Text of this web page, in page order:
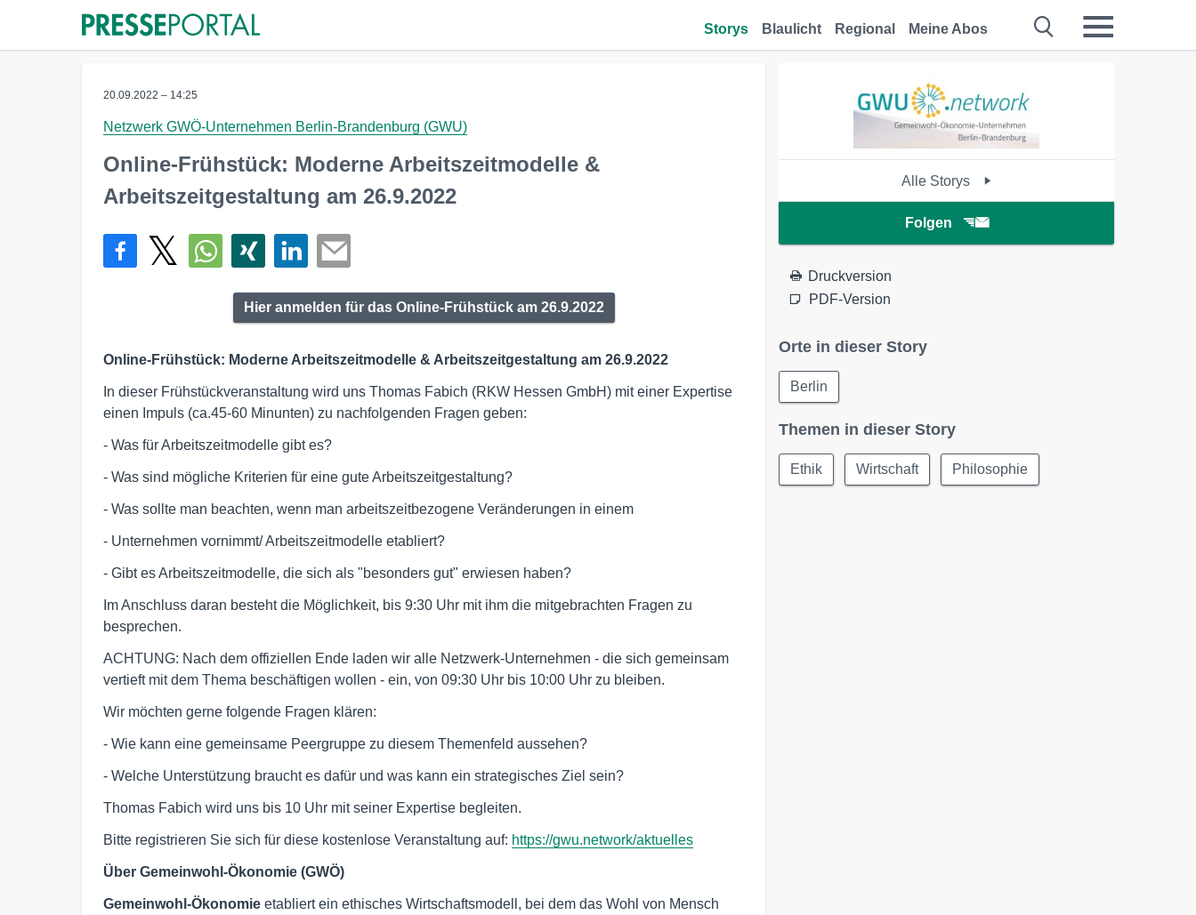
Storys Blaulicht Regional Meine Abos
20.09.2022 – 14:25
Netzwerk GWÖ-Unternehmen Berlin-Brandenburg (GWU)
Online-Frühstück: Moderne Arbeitszeitmodelle &
Arbeitszeitgestaltung am 26.9.2022
Hier anmelden für das Online-Frühstück am 26.9.2022
Online-Frühstück: Moderne Arbeitszeitmodelle & Arbeitszeitgestaltung am 26.9.2022
In dieser Frühstückveranstaltung wird uns Thomas Fabich (RKW Hessen GmbH) mit einer Expertise
einen Impuls (ca.45-60 Minunten) zu nachfolgenden Fragen geben:
- Was für Arbeitszeitmodelle gibt es?
- Was sind mögliche Kriterien für eine gute Arbeitszeitgestaltung?
- Was sollte man beachten, wenn man arbeitszeitbezogene Veränderungen in einem
- Unternehmen vornimmt/ Arbeitszeitmodelle etabliert?
- Gibt es Arbeitszeitmodelle, die sich als "besonders gut" erwiesen haben?
Im Anschluss daran besteht die Möglichkeit, bis 9:30 Uhr mit ihm die mitgebrachten Fragen zu
besprechen.
ACHTUNG: Nach dem offiziellen Ende laden wir alle Netzwerk-Unternehmen - die sich gemeinsam
vertieft mit dem Thema beschäftigen wollen - ein, von 09:30 Uhr bis 10:00 Uhr zu bleiben.
Wir möchten gerne folgende Fragen klären:
- Wie kann eine gemeinsame Peergruppe zu diesem Themenfeld aussehen?
- Welche Unterstützung braucht es dafür und was kann ein strategisches Ziel sein?
Thomas Fabich wird uns bis 10 Uhr mit seiner Expertise begleiten.
Bitte registrieren Sie sich für diese kostenlose Veranstaltung auf: https://gwu.network/aktuelles
Über Gemeinwohl-Ökonomie (GWÖ)
Gemeinwohl-Ökonomie etabliert ein ethisches Wirtschaftsmodell, bei dem das Wohl von Mensch
Alle Storys
Folgen
Druckversion
PDF-Version
Orte in dieser Story
Berlin
Themen in dieser Story
Ethik Wirtschaft Philosophie